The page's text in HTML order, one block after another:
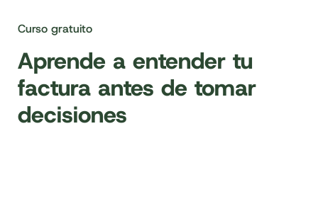
Curso gratuito
Aprende a entender tu
factura antes de tomar
decisiones